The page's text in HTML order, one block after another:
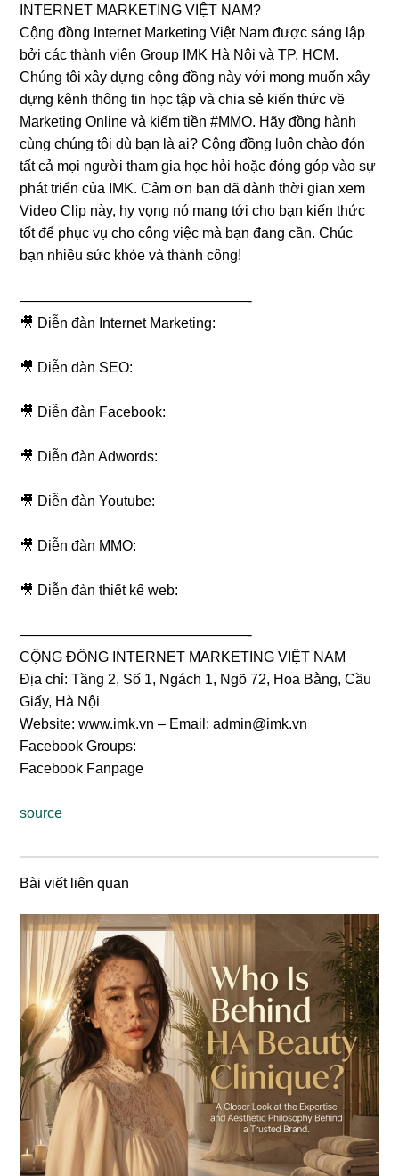
INTERNET MARKETING VIỆT NAM?
Cộng đồng Internet Marketing Việt Nam được sáng lập
bởi các thành viên Group IMK Hà Nội và TP. HCM.
Chúng tôi xây dựng cộng đồng này với mong muốn xây
dựng kênh thông tin học tập và chia sẻ kiến thức về
Marketing Online và kiếm tiền #MMO. Hãy đồng hành
cùng chúng tôi dù bạn là ai? Cộng đồng luôn chào đón
tất cả mọi người tham gia học hỏi hoặc đóng góp vào sự
phát triển của IMK. Cảm ơn bạn đã dành thời gian xem
Video Clip này, hy vọng nó mang tới cho bạn kiến thức
tốt để phục vụ cho công việc mà bạn đang cần. Chúc
bạn nhiều sức khỏe và thành công!
————————————————-
🎥 Diễn đàn Internet Marketing:
🎥 Diễn đàn SEO:
🎥 Diễn đàn Facebook:
🎥 Diễn đàn Adwords:
🎥 Diễn đàn Youtube:
🎥 Diễn đàn MMO:
🎥 Diễn đàn thiết kế web:
————————————————-
CỘNG ĐỒNG INTERNET MARKETING VIỆT NAM
Địa chỉ: Tầng 2, Số 1, Ngách 1, Ngõ 72, Hoa Bằng, Cầu
Giấy, Hà Nội
Website: www.imk.vn – Email:admin@imk.vn
Facebook Groups:
Facebook Fanpage
source
Bài viết liên quan